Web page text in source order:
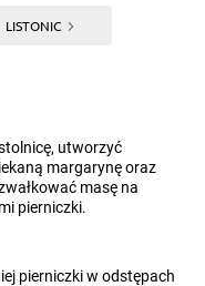
LISTONIC
utworzyć
margarynę oraz
masę na
pierniczki.
pierniczki w odstępach